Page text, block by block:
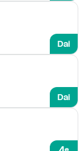
Dai
Dai
e